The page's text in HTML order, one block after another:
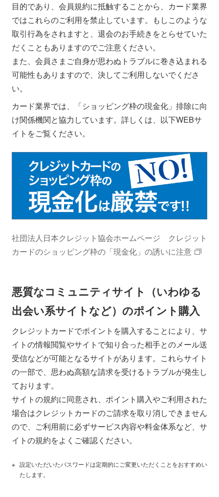
目的であり、会員規約に抵触することから、カード業界
ではこれらのご利用を禁止しています。もしこのような
取引行為をされますと、退会のお手続きをとらせていた
だくこともありますのでご注意ください。
また、会員さまご自身が思わぬトラブルに巻き込まれる
可能性もありますので、決してご利用しないでくださ
い。
カード業界では、「ショッピング枠の現金化」排除に向
け関係機関と協力しています。詳しくは、以下WEBサ
イトをご覧ください。
社団法人日本クレジット協会ホームページ クレジット
カードのショッピング枠の「現金化」の誘いに注意
悪質なコミュニティサイト（いわゆる
出会い系サイトなど）のポイント購入
クレジットカードでポイントを購入することにより、サ
イトの情報閲覧やサイトで知り合った相手とのメール送
受信などが可能となるサイトがあります。これらサイト
の一部で、思わぬ高額な請求を受けるトラブルが発生し
ております。
サイトの規約に同意され、ポイント購入やご利用された
場合はクレジットカードのご請求を取り消しできません
ので、ご利用前に必ずサービス内容や料金体系など、サ
イトの規約をよくご確認ください。
設定いただいたパスワードは定期的にご変更いただくことをおすすめい
たします。